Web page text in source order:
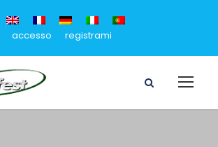
accesso registrami